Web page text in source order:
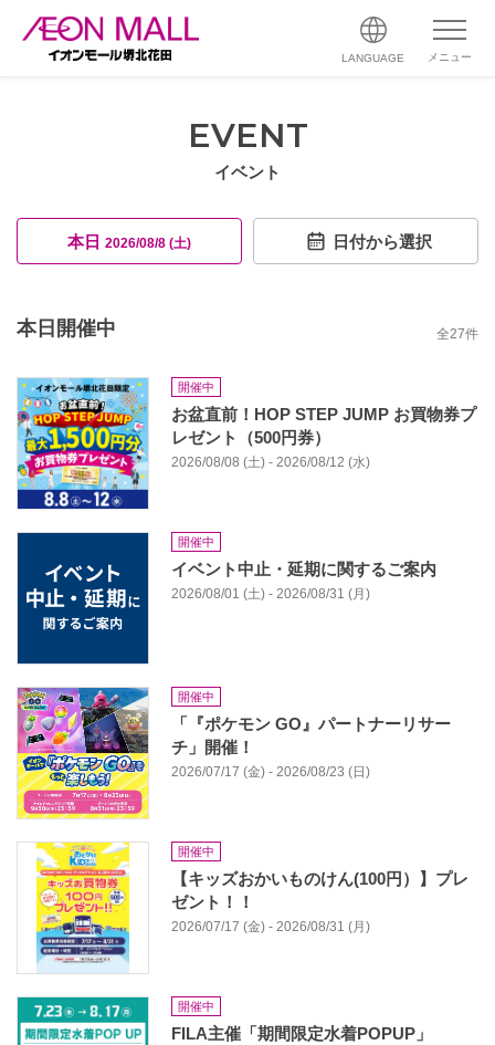
LANGUAGE メニュー
EVENT
イベント
本日 2026/08/8 (土) 日付から選択
本日開催中 全27件
開催中
お盆直前！HOP STEP JUMP お買物券プ
レゼント（500円券）
2026/08/08 (土) - 2026/08/12 (水)
開催中
イベント中止・延期に関するご案内
2026/08/01 (土) - 2026/08/31 (月)
開催中
「『ポケモン GO』パートナーリサー
チ」開催！
2026/07/17 (金) - 2026/08/23 (日)
開催中
【キッズおかいものけん(100円）】プレ
ゼント！！
2026/07/17 (金) - 2026/08/31 (月)
開催中
FILA主催「期間限定水着POPUP」